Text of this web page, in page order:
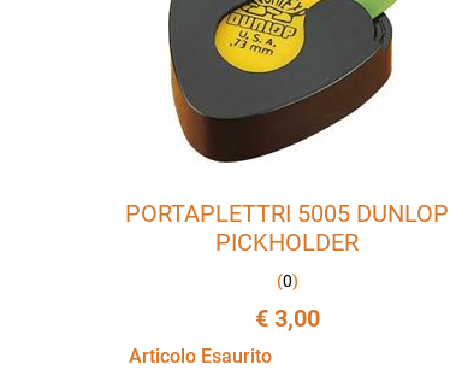
PORTAPLETTRI 5005 DUNLOP
PICKHOLDER
(0)
€ 3,00
Articolo Esaurito